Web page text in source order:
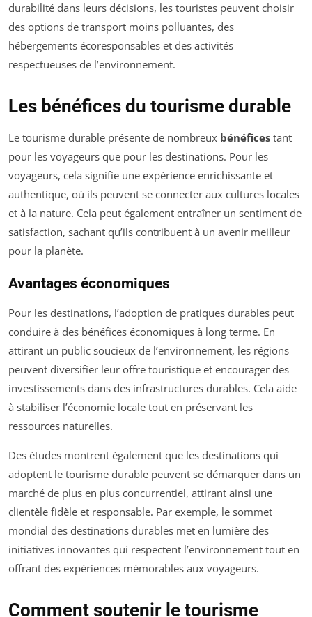
durabilité dans leurs décisions, les touristes peuvent choisir
des options de transport moins polluantes, des
hébergements écoresponsables et des activités
respectueuses de l’environnement.
Les bénéfices du tourisme durable
Le tourisme durable présente de nombreux bénéfices tant
pour les voyageurs que pour les destinations. Pour les
voyageurs, cela signifie une expérience enrichissante et
authentique, où ils peuvent se connecter aux cultures locales
et à la nature. Cela peut également entraîner un sentiment de
satisfaction, sachant qu’ils contribuent à un avenir meilleur
pour la planète.
Avantages économiques
Pour les destinations, l’adoption de pratiques durables peut
conduire à des bénéfices économiques à long terme. En
attirant un public soucieux de l’environnement, les régions
peuvent diversifier leur offre touristique et encourager des
investissements dans des infrastructures durables. Cela aide
à stabiliser l’économie locale tout en préservant les
ressources naturelles.
Des études montrent également que les destinations qui
adoptent le tourisme durable peuvent se démarquer dans un
marché de plus en plus concurrentiel, attirant ainsi une
clientèle fidèle et responsable. Par exemple, le sommet
mondial des destinations durables met en lumière des
initiatives innovantes qui respectent l’environnement tout en
offrant des expériences mémorables aux voyageurs.
Comment soutenir le tourisme